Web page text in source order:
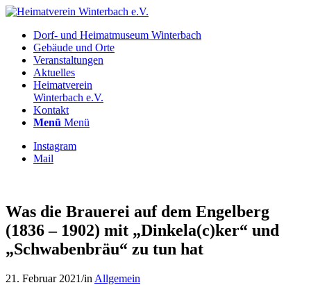
Dorf- und Heimatmuseum Winterbach
Gebäude und Orte
Veranstaltungen
Aktuelles
Heimatverein
Winterbach e.V.
Kontakt
Menü Menü
Instagram
Mail
Was die Brauerei auf dem Engelberg
(1836 – 1902) mit „Dinkela(c)ker“ und
„Schwabenbräu“ zu tun hat
21. Februar 2021/in Allgemein